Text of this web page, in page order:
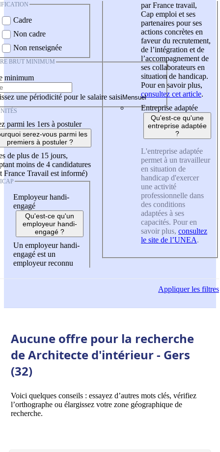
Cadre
Non cadre
Non renseignée
BRUT MINIMUM
minimum
une périodicité pour le salaire saisi
parmi les 1ers à postuler
serez-vous parmi les
premiers à postuler ?
de plus de 15 jours,
moins de 4 candidatures
France Travail est informé)
Employeur handi-
engagé
Qu'est-ce qu'un
employeur handi-
engagé ?
Un employeur handi-
engagé est un
employeur reconnu
par France travail,
Cap emploi et ses
partenaires pour ses
actions concrètes en
faveur du recrutement,
de l’intégration et de
l’accompagnement de
ses collaborateurs en
situation de handicap.
Pour en savoir plus,
consultez cet article.
Entreprise adaptée
Qu'est-ce qu'une
entreprise adaptée
?
L'entreprise adaptée
permet à un travailleur
en situation de
handicap d'exercer
une activité
professionnelle dans
des conditions
adaptées à ses
capacités. Pour en
savoir plus, consultez
le site de l’UNEA.
Appliquerles filtres
Aucune offre pour la recherche
de Architecte d'intérieur - Gers
(32)
Voici quelques conseils : essayez d’autres mots clés, vérifiez
l’orthographe ou élargissez votre zone géographique de
recherche.